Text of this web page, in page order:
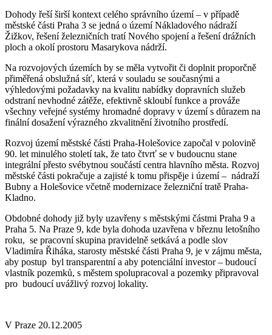
Dohody řeší širší kontext celého správního území – v případě
městské části Praha 3 se jedná o území Nákladového nádraží
Žižkov, řešení železničních tratí Nového spojení a řešení drážních
ploch a okolí prostoru Masarykova nádrží.
Na rozvojových územích by se měla vytvořit či doplnit proporčně
přiměřená obslužná síť, která v souladu se současnými a
výhledovými požadavky na kvalitu nabídky dopravních služeb
odstraní nevhodné zátěže, efektivně skloubí funkce a prováže
všechny veřejné systémy hromadné dopravy v území s důrazem na
finální dosažení výrazného zkvalitnění životního prostředí.
Rozvoj území městské části Praha-Holešovice započal v polovině
90. let minulého století tak, že tato čtvrť se v budoucnu stane
integrální přesto svébytnou součástí centra hlavního města. Rozvoj
městské části pokračuje a zajisté k tomu přispěje i území – nádraží
Bubny a Holešovice včetně modernizace železniční tratě Praha-
Kladno.
Obdobné dohody již byly uzavřeny s městskými částmi Praha 9 a
Praha 5. Na Praze 9, kde byla dohoda uzavřena v březnu letošního
roku, se pracovní skupina pravidelně setkává a podle slov
Vladimíra Řiháka, starosty městské části Praha 9, je v zájmu města,
aby postup byl transparentní a aby potenciální investor – budoucí
vlastník pozemků, s městem spolupracoval a pozemky připravoval
pro budoucí uvážlivý rozvoj lokality.
V Praze 20.12.2005